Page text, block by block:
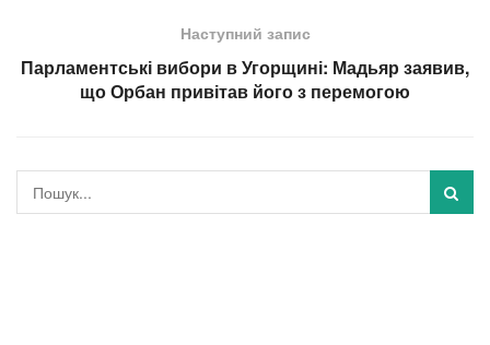
Наступний запис
Парламентські вибори в Угорщині: Мадьяр заявив,
що Орбан привітав його з перемогою